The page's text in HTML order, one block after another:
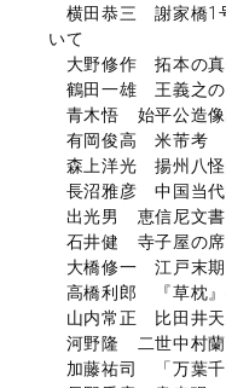
横田恭三 謝家橋1
いて
大野修作 拓本の真
鶴田一雄 王義之の
青木悟 始平公造像
有岡俊高 米芾考
森上洋光 揚州八怪
長沼雅彦 中国当代
出光男 恵信尼文書
石井健 寺子屋の席
大橋修一 江戸末期
高橋利郎 『草枕』
山内常正 比田井天
河野隆 二世中村蘭
加藤祐司 「万葉千